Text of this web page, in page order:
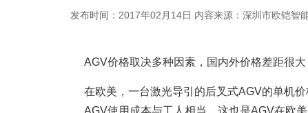
发布时间：2017年02月14日 内容来源：深圳市欧铠智
AGV价格取决多种因素，国内外价格差距很
在欧美，一台激光导引的后叉式AGV的单机